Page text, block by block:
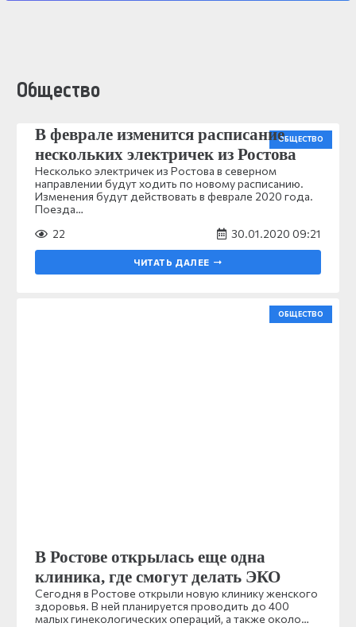
Общество
ОБЩЕСТВО
В феврале изменится расписание
нескольких электричек из Ростова
Несколько электричек из Ростова в северном
направлении будут ходить по новому расписанию.
Изменения будут действовать в феврале 2020 года.
Поезда…
22
30.01.2020 09:21
ЧИТАТЬ ДАЛЕЕ
ОБЩЕСТВО
В Ростове открылась еще одна
клиника, где смогут делать ЭКО
Сегодня в Ростове открыли новую клинику женского
здоровья. В ней планируется проводить до 400
малых гинекологических операций, а также около…